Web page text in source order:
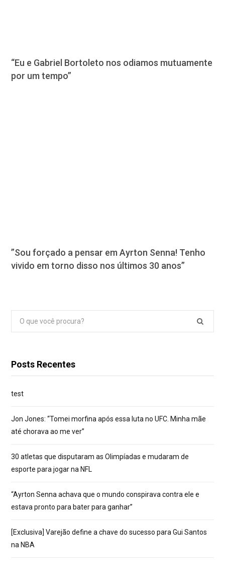
“Eu e Gabriel Bortoleto nos odiamos mutuamente
por um tempo”
”Sou forçado a pensar em Ayrton Senna! Tenho
vivido em torno disso nos últimos 30 anos”
Pesquisar
por:
Posts Recentes
test
Jon Jones: “Tomei morfina após essa luta no UFC. Minha mãe
até chorava ao me ver”
30 atletas que disputaram as Olimpíadas e mudaram de
esporte para jogar na NFL
“Ayrton Senna achava que o mundo conspirava contra ele e
estava pronto para bater para ganhar”
[Exclusiva] Varejão define a chave do sucesso para Gui Santos
na NBA